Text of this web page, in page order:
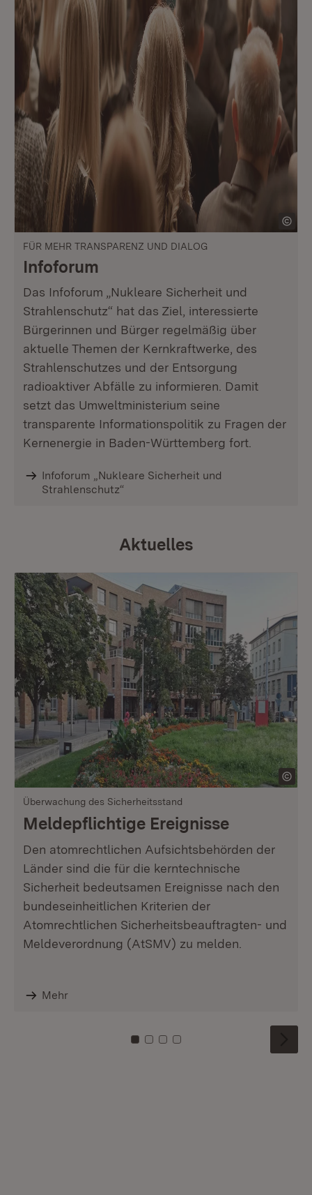
FÜR MEHR TRANSPARENZ UND DIALOG
Infoforum
Das Infoforum „Nukleare Sicherheit und
Strahlenschutz“ hat das Ziel, interessierte
Bürgerinnen und Bürger regelmäßig über
aktuelle Themen der Kernkraftwerke, des
Strahlenschutzes und der Entsorgung
radioaktiver Abfälle zu informieren. Damit
setzt das Umweltministerium seine
transparente Informationspolitik zu Fragen der
Kernenergie in Baden-Württemberg fort.
Infoforum „Nukleare Sicherheit und
Strahlenschutz“
Aktuelles
Überwachung des Sicherheitsstand
Meldepflichtige Ereignisse
Den atomrechtlichen Aufsichtsbehörden der
Länder sind die für die kerntechnische
Sicherheit bedeutsamen Ereignisse nach den
bundeseinheitlichen Kriterien der
Atomrechtlichen Sicherheitsbeauftragten- und
Meldeverordnung (AtSMV) zu melden.
Mehr
Zu Kachel: 0
Zu Kachel: 1
Zu Kachel: 2
Zu Kachel: 3